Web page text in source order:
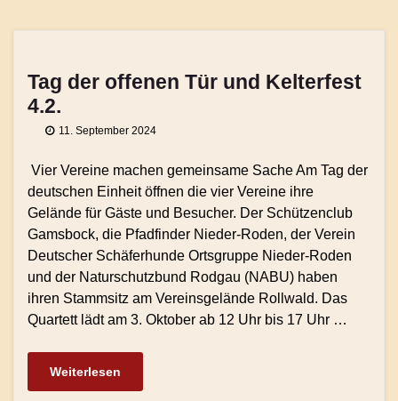
Tag der offenen Tür und Kelterfest
4.2.
11. September 2024
Vier Vereine machen gemeinsame Sache Am Tag der
deutschen Einheit öffnen die vier Vereine ihre
Gelände für Gäste und Besucher. Der Schützenclub
Gamsbock, die Pfadfinder Nieder-Roden, der Verein
Deutscher Schäferhunde Ortsgruppe Nieder-Roden
und der Naturschutzbund Rodgau (NABU) haben
ihren Stammsitz am Vereinsgelände Rollwald. Das
Quartett lädt am 3. Oktober ab 12 Uhr bis 17 Uhr …
Weiterlesen